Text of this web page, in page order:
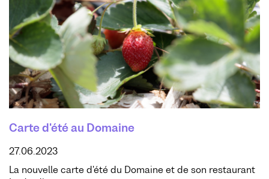
Carte d'été au Domaine
27.06.2023
La nouvelle carte d'été du Domaine et de son restaurant